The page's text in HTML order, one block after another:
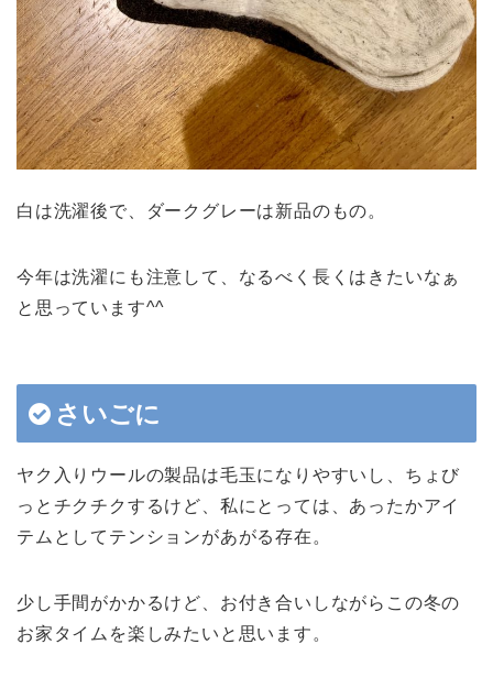
白は洗濯後で、ダークグレーは新品のもの。
今年は洗濯にも注意して、なるべく長くはきたいなぁ
と思っています^^
さいごに
ヤク入りウールの製品は毛玉になりやすいし、ちょび
っとチクチクするけど、私にとっては、あったかアイ
テムとしてテンションがあがる存在。
少し手間がかかるけど、お付き合いしながらこの冬の
お家タイムを楽しみたいと思います。